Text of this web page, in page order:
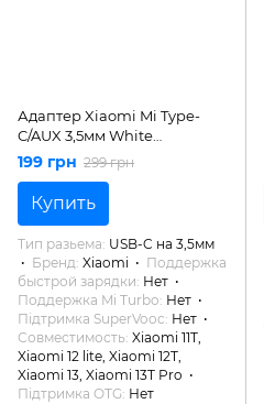
Адаптер Xiaomi Mi Type-
C/AUX 3,5мм White
ORIGINAL
199 грн 299 грн
Купить
Тип разьема USB-C на 3,5мм
Бренд Xiaomi
Поддержка
быстрой зарядки Нет
Поддержка Mi Turbo Нет
Підтримка SuperVooc Нет
Совместимость Xiaomi 11T,
Xiaomi 12 lite, Xiaomi 12T,
Xiaomi 13, Xiaomi 13T Pro
Підтримка OTG Нет